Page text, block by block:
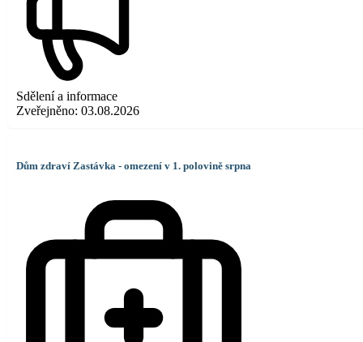
Sdělení a informace
Zveřejněno: 03.08.2026
Dům zdraví Zastávka - omezení v 1. polovině srpna